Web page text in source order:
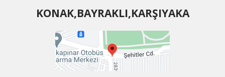
KONAK,BAYRAKLI,KARŞIYAKA